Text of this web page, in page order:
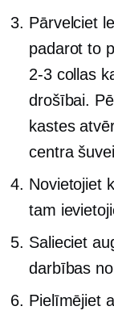
Pārvelciet
padarot to
2-3collas
drošībai.
kastes
centra
Novietojiet
tam
Salieciet
darbības
Pielīmējiet